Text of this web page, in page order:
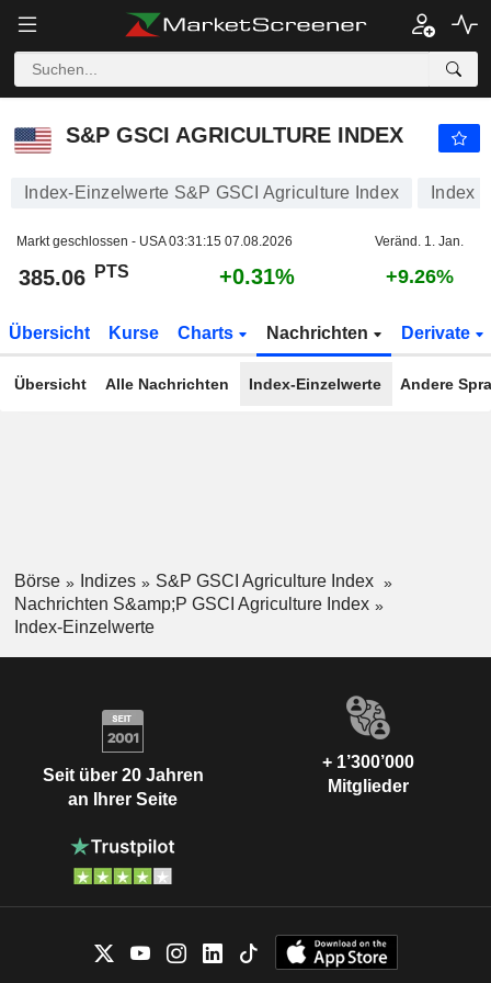
S&P GSCI AGRICULTURE INDEX
Index-Einzelwerte S&P GSCI Agriculture Index Index
Markt geschlossen - USA03:31:15 07.08.2026 Veränd. 1. Jan.
385.06 PTS +0.31% +9.26%
Übersicht Kurse Charts Nachrichten Derivate
Übersicht Alle Nachrichten Index-Einzelwerte Andere
Börse Indizes
S&P GSCI Agriculture Index
Nachrichten S&amp;P GSCI Agriculture Index
Index-Einzelwerte
Seit über 20 Jahren
an Ihrer Seite
+ 1’300’000
Mitglieder